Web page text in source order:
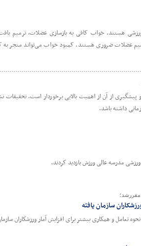
هستند. خواب کافی به بازسازی عضلات، ترمیم
عضلات ضروری هستند. کمبود خواب می‌تواند منجر به
از آن از اهمیت بالایی برخوردار است.
داشته باشد.
مدرسه عالی ورزش بازدید کردند.
سازمان یافته
تعامل و همکاری بیشتر برای افزایش آمار ورزشکاران